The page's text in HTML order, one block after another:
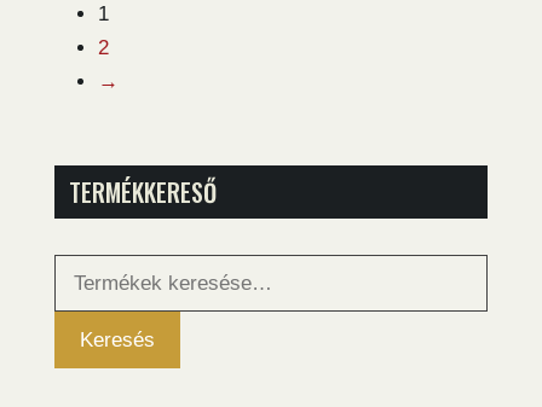
1
2
→
TERMÉKKERESŐ
következőre:
Keresés